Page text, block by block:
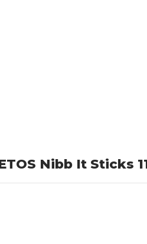
Nibb It Sticks